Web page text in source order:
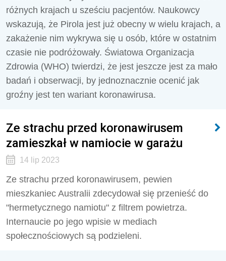
różnych krajach u sześciu pacjentów. Naukowcy
wskazują, że Pirola jest już obecny w wielu krajach, a
zakażenie nim wykrywa się u osób, które w ostatnim
czasie nie podróżowały. Światowa Organizacja
Zdrowia (WHO) twierdzi, że jest jeszcze jest za mało
badań i obserwacji, by jednoznacznie ocenić jak
groźny jest ten wariant koronawirusa.
Ze strachu przed koronawirusem
zamieszkał w namiocie w garażu
14 lip 2023
Ze strachu przed koronawirusem, pewien
mieszkaniec Australii zdecydował się przenieść do
"hermetycznego namiotu" z filtrem powietrza.
Internaucie po jego wpisie w mediach
społecznościowych są podzieleni.